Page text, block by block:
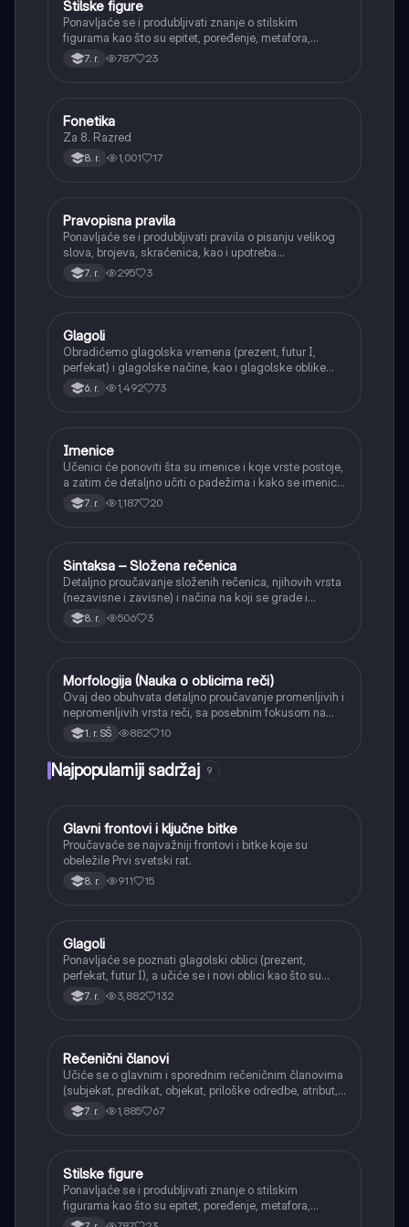
Srpski jezik
Stilske figure
Ponavljaće se i produbljivati znanje o stilskim
figurama kao što su epitet, poređenje, metafora,
personifikacija, hiperbola, onomatopeja, aliteracija i
asonanca, razumevajući njihovu ulogu u tekstu.
7. r. 787 23
Srpski jezik
Fonetika
Za 8. Razred
8. r. 1,001 17
Srpski jezik
Pravopisna pravila
Ponavljaće se i produbljivati pravila o pisanju velikog
slova, brojeva, skraćenica, kao i upotreba
interpunkcije, sa posebnim fokusom na zarez u
složenoj rečenici.
7. r. 295 3
Srpski jezik
Glagoli
Obradićemo glagolska vremena (prezent, futur I,
perfekat) i glagolske načine, kao i glagolske oblike
(infinitiv, glagolski pridevi i prilozi) i glagolski vid
(svršeni i nesvršeni).
6. r. 1,492 73
Srpski jezik
Imenice
Učenici će ponoviti šta su imenice i koje vrste postoje,
a zatim će detaljno učiti o padežima i kako se imenice
menjaju da bi pokazale svoju ulogu u rečenici.
7. r. 1,187 20
Srpski jezik
Sintaksa – Složena rečenica
Detaljno proučavanje složenih rečenica, njihovih vrsta
(nezavisne i zavisne) i načina na koji se grade i
povezuju.
8. r. 506 3
Srpski jezik
Morfologija (Nauka o oblicima reči)
Ovaj deo obuhvata detaljno proučavanje promenljivih i
nepromenljivih vrsta reči, sa posebnim fokusom na
glagolske oblike, glagolski vid i rod, kao i tvorbu reči.
1. r. SŠ 882 10
Najpopularniji sadržaj 9
Istorija
Glavni frontovi i ključne bitke
Proučavaće se najvažniji frontovi i bitke koje su
obeležile Prvi svetski rat.
8. r. 911 15
Srpski jezik
Glagoli
Ponavljaće se poznati glagolski oblici (prezent,
perfekat, futur I), a učiće se i novi oblici kao što su
aorist, imperfekat, pluskvamperfekat, futur II, kao i
glagolski prilozi i pridevi.
7. r. 3,882 132
Srpski jezik
Rečenični članovi
Učiće se o glavnim i sporednim rečeničnim članovima
(subjekat, predikat, objekat, priloške odredbe, atribut,
apozicija) i njihovoj funkciji.
7. r. 1,885 67
Srpski jezik
Stilske figure
Ponavljaće se i produbljivati znanje o stilskim
figurama kao što su epitet, poređenje, metafora,
personifikacija, hiperbola, onomatopeja, aliteracija i